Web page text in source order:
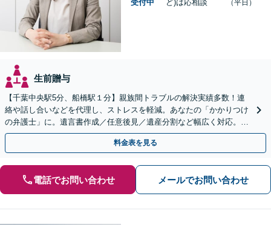
受付中
ど)は応相談
（平日）
生前贈与
【千葉中央駅5分、船橋駅１分】親族間トラブルの解決実績多数！連
絡や話し合いなどを代理し、ストレスを軽減。あなたの「かかりつけ
の弁護士」に。遺言書作成／任意後見／遺産分割など幅広く対応。お
気軽にご相談ください！【初回来所相談30分無料】
料金表を見る
電話でお問い合わせ メールでお問い合わせ